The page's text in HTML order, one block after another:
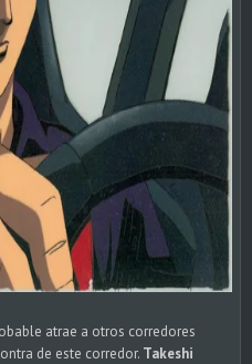
atrae a otros corredores
de este corredor. Takeshi